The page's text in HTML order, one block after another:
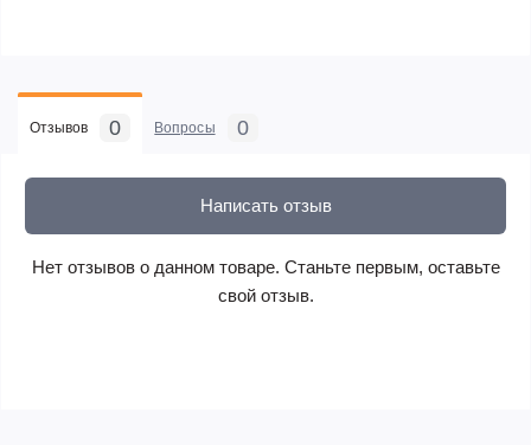
Отзывов 0 Вопросы 0
Написать отзыв
Нет отзывов о данном товаре. Станьте первым, оставьте
свой отзыв.